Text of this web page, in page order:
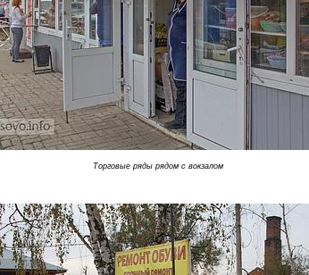
Торговые ряды рядом с вокзалом